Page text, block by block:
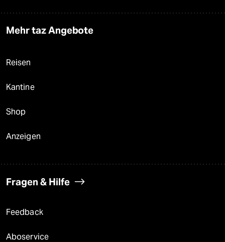
Mehr taz Angebote
Reisen
Kantine
Shop
Anzeigen
Fragen & Hilfe
Feedback
Aboservice